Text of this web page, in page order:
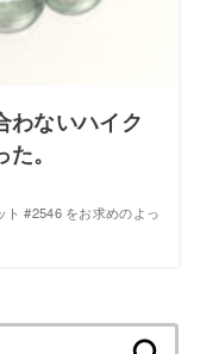
わないハイク
。
ト #2546 をお求めのよっ